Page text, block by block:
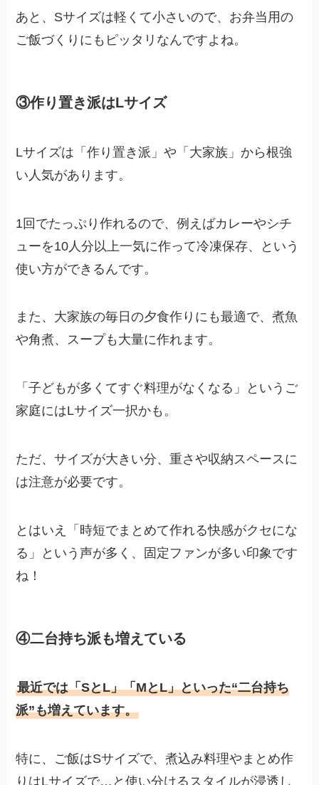
あと、Sサイズは軽くて小さいので、お弁当用の
ご飯づくりにもピッタリなんですよね。
③作り置き派はLサイズ
Lサイズは「作り置き派」や「大家族」から根強
い人気があります。
1回でたっぷり作れるので、例えばカレーやシチ
ューを10人分以上一気に作って冷凍保存、という
使い方ができるんです。
また、大家族の毎日の夕食作りにも最適で、煮魚
や角煮、スープも大量に作れます。
「子どもが多くてすぐ料理がなくなる」というご
家庭にはLサイズ一択かも。
ただ、サイズが大きい分、重さや収納スペースに
は注意が必要です。
とはいえ「時短でまとめて作れる快感がクセにな
る」という声が多く、固定ファンが多い印象です
ね！
④二台持ち派も増えている
最近では「SとL」「MとL」といった“二台持ち
派”も増えています。
特に、ご飯はSサイズで、煮込み料理やまとめ作
りはLサイズで…と使い分けるスタイルが浸透し